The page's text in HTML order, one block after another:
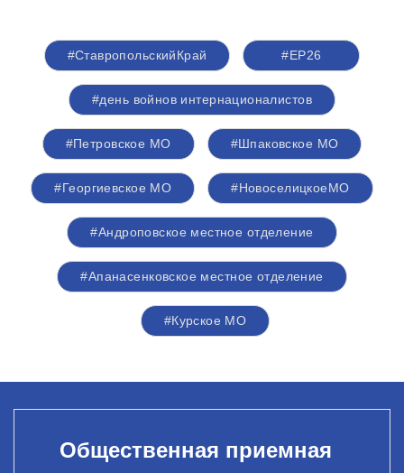
#СтавропольскийКрай #ЕР26
#день войнов интернационалистов
#Петровское МО #Шпаковское МО
#Георгиевское МО #НовоселицкоеМО
#Андроповское местное отделение
#Апанасенковское местное отделение
#Курское МО
Общественная приемная